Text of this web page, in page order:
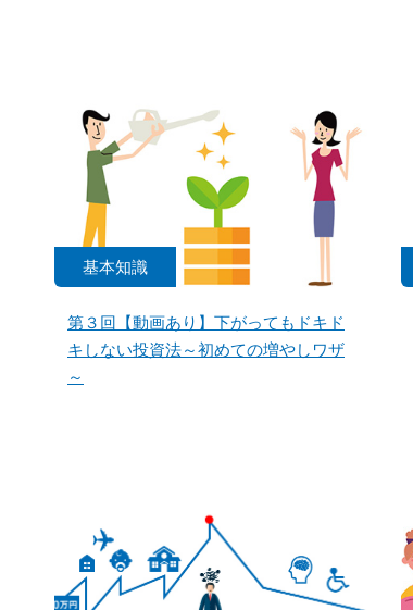
基本知識
第３回【動画あり】下がってもドキド
キしない投資法～初めての増やしワザ
～